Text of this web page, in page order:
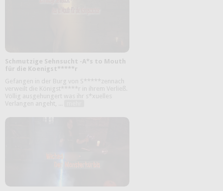
Schmutzige Sehnsucht -A*s to Mouth
für die Koenigst*****r
Gefangen in der Burg von S*****zennach
verweilt die Königst*****r in ihrem Verließ.
Völlig ausgehungert was ihr s*xuelles
Verlangen angeht, ...